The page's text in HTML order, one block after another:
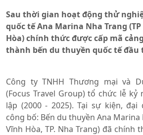
Sau thời gian hoạt động thử
quốc tế Ana Marina Nha Trang
Hòa) chính thức được cấp mã
thành bến du thuyền quốc tế đầu
Công ty TNHH Thương mại và
(Focus Travel Group) tổ chức lễ kỷ
lập (2000 - 2025). Tại sự kiện, đại
công bố: Bến du thuyền Ana
Vĩnh Hòa, TP. Nha Trang) đã chính